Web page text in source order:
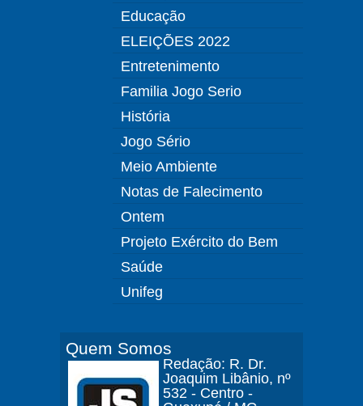
Educação
ELEIÇÕES 2022
Entretenimento
Familia Jogo Serio
História
Jogo Sério
Meio Ambiente
Notas de Falecimento
Ontem
Projeto Exército do Bem
Saúde
Unifeg
Quem Somos
Redação: R. Dr.
Joaquim Libânio, nº
532 - Centro -